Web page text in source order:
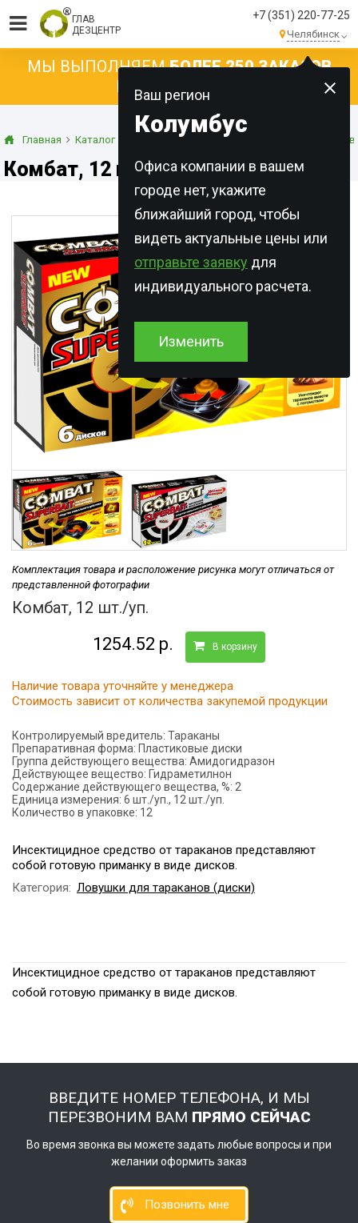
ГЛАВ
ДЕЗЦЕНТР
+7 (351) 220-77-25
Челябинск
Ваш регион
Колумбус
Офиса компании в вашем
городе нет, укажите
ближайший город, чтобы
видеть актуальные цены или
отправьте заявку для
индивидуального расчета.
Изменить
МЫ ВЫПОЛНЯЕМБОЛЕЕ 250 ЗАКАЗОВ
КАЖДЫЙ ДЕНЬ!
Главная Каталог Готовые приманки Ловушки для
Комбат, 12 шт./уп.
Комплектация товара и расположение рисунка могут отличаться от
представленной фотографии
Комбат, 12 шт./уп.
1254.52 р. В корзину
Наличие товара уточняйте у менеджера
Стоимость зависит от количества закупемой продукции
Контролируемый вредитель: Тараканы
Препаративная форма: Пластиковые диски
Группа действующего вещества: Амидогидразон
Действующее вещество: Гидраметилнон
Содержание действующего вещества, %: 2
Единица измерения: 6 шт./уп., 12 шт./уп.
Количество в упаковке: 12
Инсектицидное средство от тараканов представляют
собой готовую приманку в виде дисков.
Категория: Ловушки для тараканов (диски)
Инсектицидное средство от тараканов представляют
собой готовую приманку в виде дисков.
ВВЕДИТЕ НОМЕР ТЕЛЕФОНА, И МЫ
ПЕРЕЗВОНИМ ВАМ ПРЯМО СЕЙЧАС
Во время звонка вы можете задать любые вопросы и при
желании оформить заказ
Позвонить мне